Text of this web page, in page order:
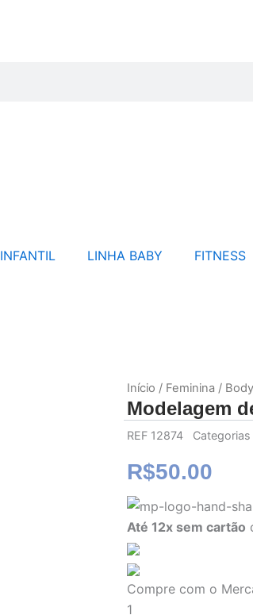
INFANTIL LINHA BABY FITNESS
Início / Feminina /
Modelagem
REF 12874 Categorias
R$50.00
Até 12x sem cartão
Compre com o
1
Modelagem
Body
Tomara
que
Caia
quantidade